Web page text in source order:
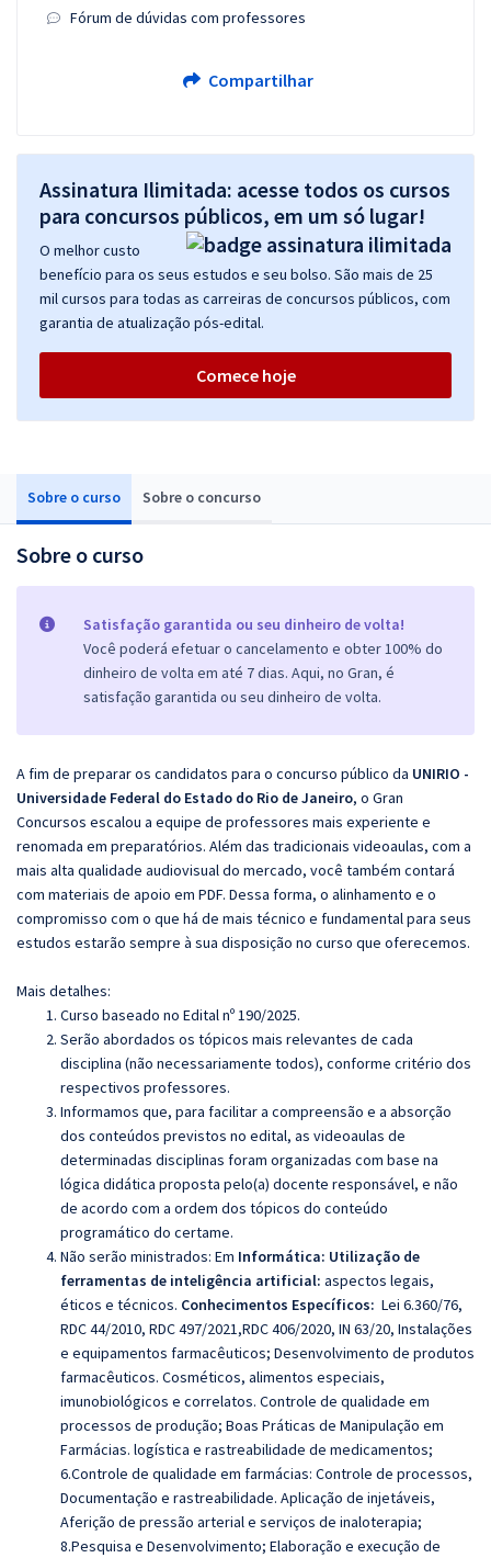
Sobre o curso Sobre o concurso
Sobre o curso
Satisfação garantida ou seu dinheiro de volta!
Você poderá efetuar o cancelamento e obter 100% do
dinheiro de volta em até 7 dias. Aqui, no Gran, é
satisfação garantida ou seu dinheiro de volta.
A fim de preparar os candidatos para o concurso público da UNIRIO -
Universidade Federal do Estado do Rio de Janeiro, o Gran
Concursos escalou a equipe de professores mais experiente e
renomada em preparatórios. Além das tradicionais videoaulas, com a
mais alta qualidade audiovisual do mercado, você também contará
com materiais de apoio em PDF. Dessa forma, o alinhamento e o
compromisso com o que há de mais técnico e fundamental para seus
estudos estarão sempre à sua disposição no curso que oferecemos.
Mais detalhes:
Curso baseado no Edital nº 190/2025.
Serão abordados os tópicos mais relevantes de cada
disciplina (não necessariamente todos), conforme critério dos
respectivos professores.
Informamos que, para facilitar a compreensão e a absorção
dos conteúdos previstos no edital, as videoaulas de
determinadas disciplinas foram organizadas com base na
lógica didática proposta pelo(a) docente responsável, e não
de acordo com a ordem dos tópicos do conteúdo
programático do certame.
Não serão ministrados: Em Informática: Utilização de
ferramentas de inteligência artificial: aspectos legais,
éticos e técnicos. Conhecimentos Específicos: Lei 6.360/76,
RDC 44/2010, RDC 497/2021,RDC 406/2020, IN 63/20, Instalações
e equipamentos farmacêuticos; Desenvolvimento de produtos
farmacêuticos. Cosméticos, alimentos especiais,
imunobiológicos e correlatos. Controle de qualidade em
processos de produção; Boas Práticas de Manipulação em
Farmácias. logística e rastreabilidade de medicamentos;
6.Controle de qualidade em farmácias: Controle de processos,
Documentação e rastreabilidade. Aplicação de injetáveis,
Aferição de pressão arterial e serviços de inaloterapia;
8.Pesquisa e Desenvolvimento; Elaboração e execução de
Fórum de dúvidas com professores
Compartilhar
Assinatura Ilimitada: acesse todos os cursos
para concursos públicos, em um só lugar!
O melhor custo
benefício para os seus estudos e seu bolso. São mais de 25
mil cursos para todas as carreiras de concursos públicos, com
garantia de atualização pós-edital.
Comece hoje